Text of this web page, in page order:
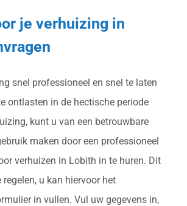
je verhuizing in
snel professioneel en snel te laten
ontlasten in de hectische periode
kunt u van een betrouwbare
maken door een professioneel
verhuizen in Lobith in te huren. Dit
u kan hiervoor het
in vullen. Vul uw gegevens in,